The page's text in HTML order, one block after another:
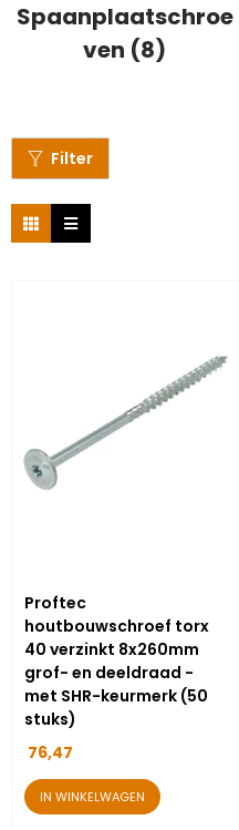
Spaanplaatschroe
ven (8)
Filter
Proftec
houtbouwschroef torx
40 verzinkt 8x260mm
grof- en deeldraad -
met SHR-keurmerk (50
stuks)
76,47
IN WINKELWAGEN